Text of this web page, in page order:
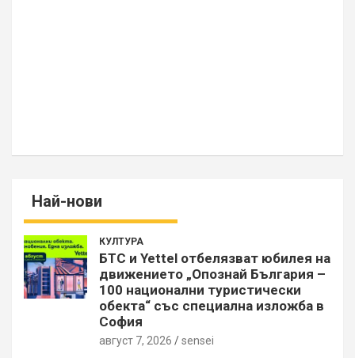
Най-нови
КУЛТУРА
БТС и Yettel отбелязват юбилея на
движението „Опознай България –
100 национални туристически
обекта“ със специална изложба в
София
август 7, 2026 sensei